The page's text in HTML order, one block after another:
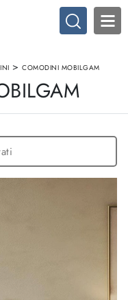
> COMODINI MOBILGAM